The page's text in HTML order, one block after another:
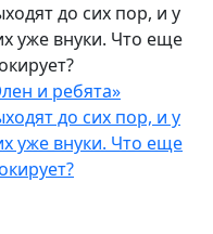
до сих пор, и у
уже внуки. Что еще
и ребята»
до сих пор, и у
уже внуки. Что еще